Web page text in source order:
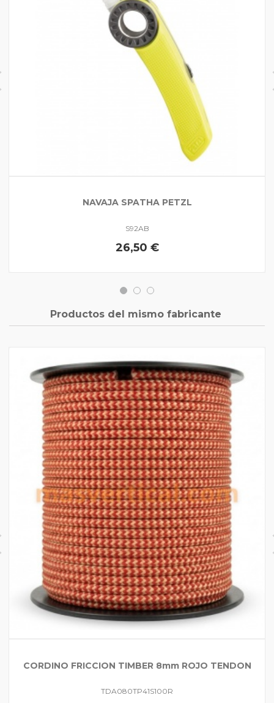
NAVAJA SPATHA PETZL
S92AB
26,50 €
Productos del mismo fabricante
CORDINO FRICCION TIMBER 8mm ROJO TENDON
TDA080TP41S100R